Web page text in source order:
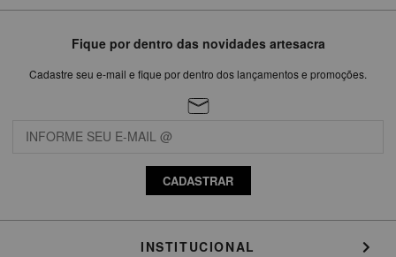
Fique por dentro das novidades artesacra
Cadastre seu e-mail e fique por dentro dos lançamentos e promoções.
CADASTRAR
INSTITUCIONAL